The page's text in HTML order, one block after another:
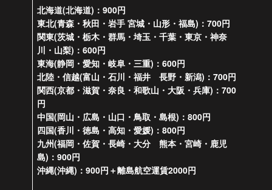
北海道(北海道)：900円
東北(青森・秋田・岩手 宮城・山形・福島)：700円
関東(茨城・栃木・群馬・埼玉・千葉・東京・神奈
川・山梨)：600円
東海(静岡・愛知・岐阜・三重)：600円
北陸・信越(富山・石川・福井 長野・新潟)：700円
関西(京都・滋賀・奈良・和歌山・大阪・兵庫)：700
円
中国(岡山・広島・山口・鳥取・島根)：800円
四国(香川・徳島・高知・愛媛)：800円
九州(福岡・佐賀・長崎・大分 熊本・宮崎・鹿児
島)：900円
沖縄(沖縄)：900円＋離島航空運賃2000円